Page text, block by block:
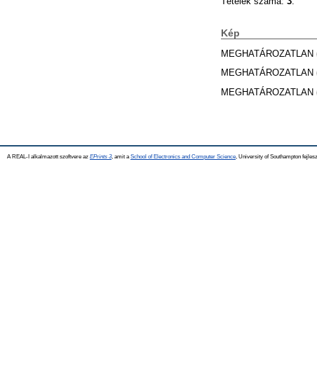
Kép
A REAL-I alkalmazott szoftvere az EPrints 3, amit a School of Electronics and Computer Science , University of Southampton